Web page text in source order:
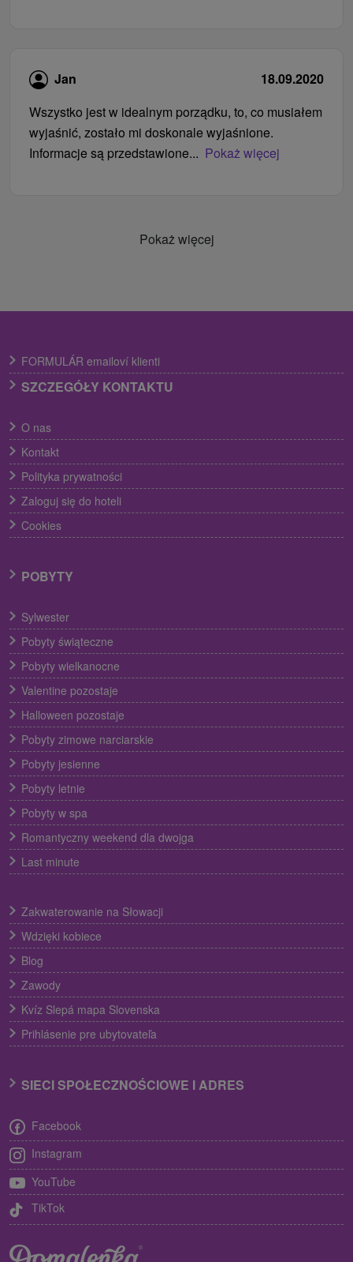
Jan
18.09.2020
Wszystko jest w idealnym porządku, to, co musiałem
wyjaśnić, zostało mi doskonale wyjaśnione.
Informacje są przedstawione... Pokaż więcej
Pokaż więcej
FORMULÁR emailoví klienti
SZCZEGÓŁY KONTAKTU
O nas
Kontakt
Polityka prywatności
Zaloguj się do hoteli
Cookies
POBYTY
Sylwester
Pobyty świąteczne
Pobyty wielkanocne
Valentine pozostaje
Halloween pozostaje
Pobyty zimowe narciarskie
Pobyty jesienne
Pobyty letnie
Pobyty w spa
Romantyczny weekend dla dwojga
Last minute
Zakwaterowanie na Słowacji
Wdzięki kobiece
Blog
Zawody
Kvíz Slepá mapa Slovenska
Prihlásenie pre ubytovateľa
SIECI SPOŁECZNOŚCIOWE I ADRES
Facebook
Instagram
YouTube
TikTok